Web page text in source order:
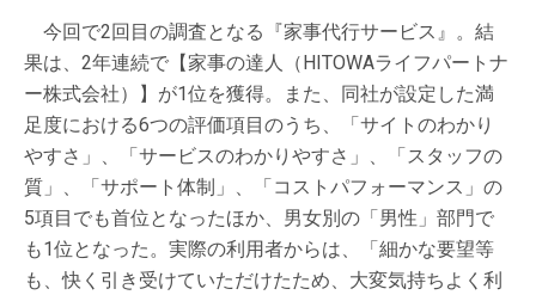
今回で2回目の調査となる『家事代行サービス』。結
果は、2年連続で【家事の達人（HITOWAライフパートナ
ー株式会社）】が1位を獲得。また、同社が設定した満
足度における6つの評価項目のうち、「サイトのわかり
やすさ」、「サービスのわかりやすさ」、「スタッフの
質」、「サポート体制」、「コストパフォーマンス」の
5項目でも首位となったほか、男女別の「男性」部門で
も1位となった。実際の利用者からは、「細かな要望等
も、快く引き受けていただけたため、大変気持ちよく利